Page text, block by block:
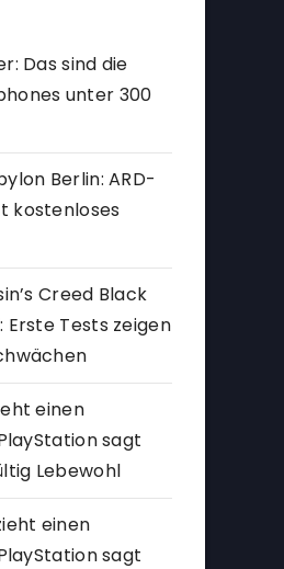
Das sind die
unter 300
Berlin: ARD-
kostenloses
Creed Black
Erste Tests zeigen
einen
sagt
Lebewohl
einen
sagt